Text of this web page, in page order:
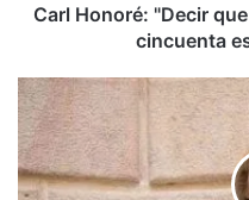
cincuenta
Carl Honoré: "Decir
cincuenta
Siri
Hustvedt:
mirar
a
los